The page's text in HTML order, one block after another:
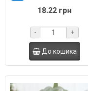
18.22 грн
- +
До кошика